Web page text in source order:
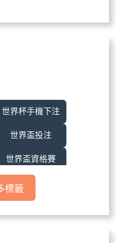
世界杯手機下注
世界盃投注
世界盃資格賽
世界盃運彩
標籤